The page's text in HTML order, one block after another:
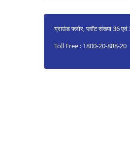
ग्राउंड फ्लोर, प्लॉट संख्या 36
Toll Free : 1800-20-888-20